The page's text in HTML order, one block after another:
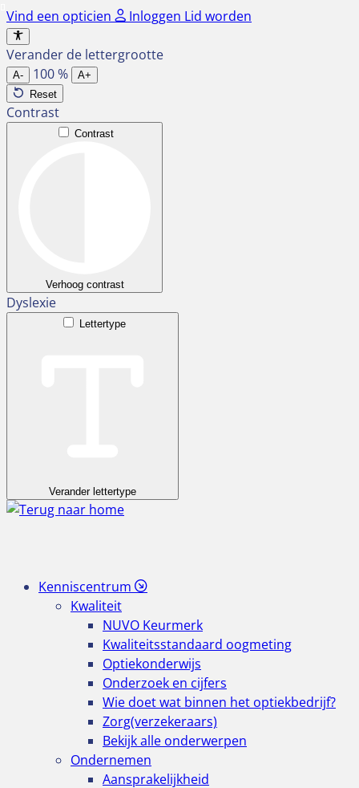
Ga
naar
de
inhoud
Vind een opticien Inloggen Lid worden
Verander de lettergrootte
A- 100%
A+
Reset
Contrast
Contrast
Verhoog contrast
Dyslexie
Lettertype
Verander lettertype
Kenniscentrum
Kwaliteit
NUVO Keurmerk
Kwaliteitsstandaard oogmeting
Optiekonderwijs
Onderzoek en cijfers
Wie doet wat binnen het optiekbedrijf?
Zorg(verzekeraars)
Bekijk alle onderwerpen
Ondernemen
Aansprakelijkheid